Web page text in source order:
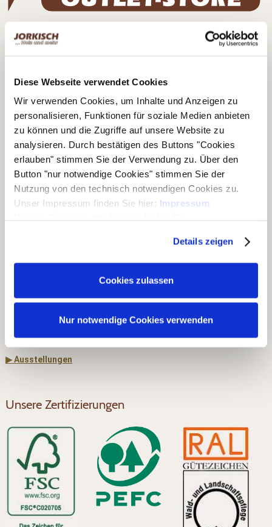
Diese Webseite verwendet Cookies
Wir verwenden Cookies, um Inhalte und Anzeigen zu
personalisieren, Funktionen für soziale Medien anbieten
zu können und die Zugriffe auf unsere Website zu
analysieren. Durch bestätigen des Buttons "Cookies
erlauben" stimmen Sie der Verwendung zu. Über den
Button "nur notwendige Cookies" stimmen Sie der
Nutzung von den technisch notwendigen Cookies zu.
Unser Impressum finden Sie hier: Impressum
Details zeigen
Cookies zulassen
Nur notwendige Cookies verwenden
Kontaktdaten
24635 Daldorf
+49 (0)4328 178 0
Fax:
+49 (0)4328 178 238
E-Mail:info@jorkisch.de
Folgen Sie dem Joda® -Marken-Onlineshop:
▶ Dach & Wand
▶ Rohholz
▶ Ausstellungen
Unsere Zertifizierungen